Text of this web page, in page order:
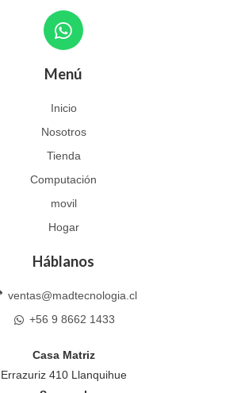
W
h
t
s
a
p
p
Menú
Inicio
Nosotros
Tienda
Computación
movil
Hogar
Háblanos
ventas@madtecnologia.cl
+56 9 8662 1433
Casa Matriz
Errazuriz 410 Llanquihue